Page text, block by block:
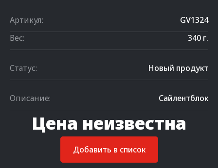
Артикул:
GV1324
Вес:
340 г.
Статус: Новый продукт
Описание: Сайлентблок
Цена неизвестна
Добавить в список